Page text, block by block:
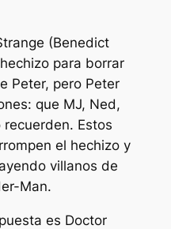
(Benedict
para borrar
Peter, pero Peter
que MJ, Ned,
Estos
el hechizo y
villanos de
Man.
es Doctor